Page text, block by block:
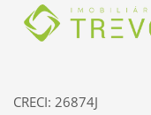
Página inicial
CRECI: 26874J